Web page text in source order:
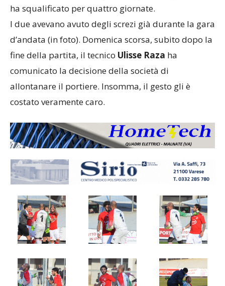
ha squalificato per quattro giornate.
I due avevano avuto degli screzi già durante la gara
d’andata (in foto). Domenica scorsa, subito dopo la
fine della partita, il tecnico Ulisse Raza ha
comunicato la decisione della società di
allontanare il portiere. Insomma, il gesto gli è
costato veramente caro.